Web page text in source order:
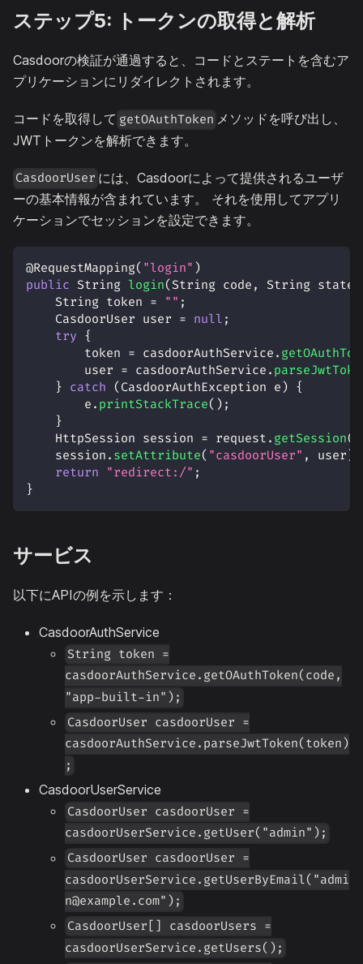
ステップ5: トークンの取得と解析
Casdoorの検証が通過すると、コードとステートを含むア
プリケーションにリダイレクトされます。
コードを取得して getOAuthToken メソッドを呼び出し、
JWTトークンを解析できます。
CasdoorUser には、Casdoorによって提供されるユーザ
ーの基本情報が含まれています。 それを使用してアプリ
ケーションでセッションを設定できます。
@RequestMapping( "login" )
public String login( String code , String state
String token = "" ;
CasdoorUser user = null ;
try {
        token
= casdoorAuthService .
        user
= casdoorAuthService .
} catch ( CasdoorAuthException e ) {
        e
. printStackTrace( ) ;
}
HttpSession session = request . getSession(
    session
. setAttribute( "casdoorUser" , user )
return
"redirect:/" ;
}
サービス
以下にAPIの例を示します：
CasdoorAuthService
String token =
casdoorAuthService.getOAuthToken(code,
"app-built-in");
CasdoorUser casdoorUser =
casdoorAuthService.parseJwtToken(token)
;
CasdoorUserService
CasdoorUser casdoorUser =
casdoorUserService.getUser("admin");
CasdoorUser casdoorUser =
casdoorUserService.getUserByEmail("admi
n@example.com");
CasdoorUser[] casdoorUsers =
casdoorUserService.getUsers();